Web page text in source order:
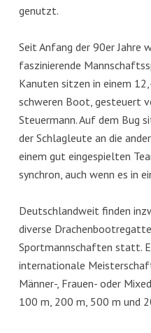
genutzt.
Seit Anfang der 90er Jahre
faszinierende
Kanuten sitzen in einem
schweren Boot, gesteuert
Steuermann. Auf dem Bug
der Schlagleute an die
einem gut eingespielten
synchron, auch wenn es in
Deutschlandweit finden
diverse
Sportmannschaften statt.
internationale
Männer-, Frauen- oder
100 m, 200 m, 500 m und